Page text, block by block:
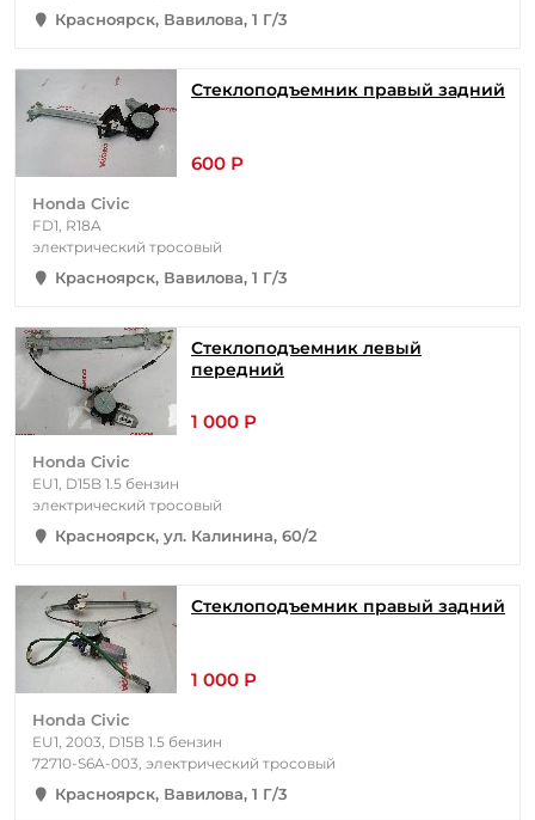
Красноярск, Вавилова, 1 Г/3
Стеклоподъемник правый задний
600 Р
Honda Civic
FD1, R18A
электрический тросовый
Красноярск, Вавилова, 1 Г/3
Стеклоподъемник левый
передний
1 000 Р
Honda Civic
EU1, D15B 1.5 бензин
электрический тросовый
Красноярск, ул. Калинина, 60/2
Стеклоподъемник правый задний
1 000 Р
Honda Civic
EU1, 2003, D15B 1.5 бензин
72710-S6A-003, электрический тросовый
Красноярск, Вавилова, 1 Г/3